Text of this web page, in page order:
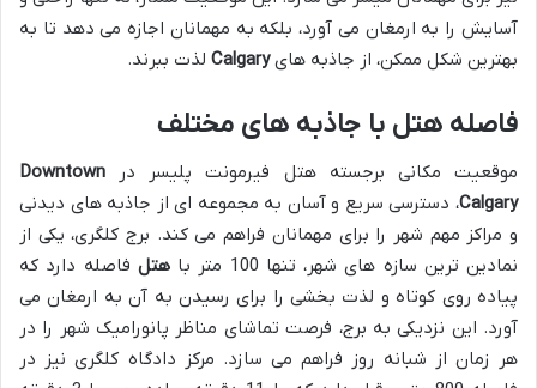
آسایش را به ارمغان می آورد، بلکه به مهمانان اجازه می دهد تا به
بهترین شکل ممکن، از جاذبه هایCalgary لذت ببرند.
فاصله هتل با جاذبه های مختلف
موقعیت مکانی برجسته هتل فیرمونت پلیسر در Downtown
Calgary، دسترسی سریع و آسان به مجموعه ای از جاذبه های دیدنی
و مراکز مهم شهر را برای مهمانان فراهم می کند. برج کلگری، یکی از
نمادین ترین سازه های شهر، تنها 100 متر با
هتل فاصله دارد که
پیاده روی کوتاه و لذت بخشی را برای رسیدن به آن به ارمغان می
آورد. این نزدیکی به برج، فرصت تماشای مناظر پانورامیک شهر را در
هر زمان از شبانه روز فراهم می سازد. مرکز دادگاه کلگری نیز در